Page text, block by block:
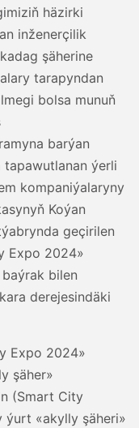
häzirki
inženerçilik
şäherine
tarapyndan
bolsa munuň
barýan
ýerli
kompaniýalaryny
Koýan
geçirilen
Expo 2024»
bilen
derejesindäki
Expo 2024»
şäher»
(Smart City
ýurt «akylly şäheri»